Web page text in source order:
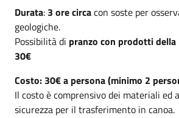
Durata: 3 ore circacon soste per
geologiche.
Possibilità di pranzo con prodotti
30€
Costo: 30€ a persona (minimo 2
Il costo è comprensivo dei materiali ed
sicurezza per il trasferimento in canoa.